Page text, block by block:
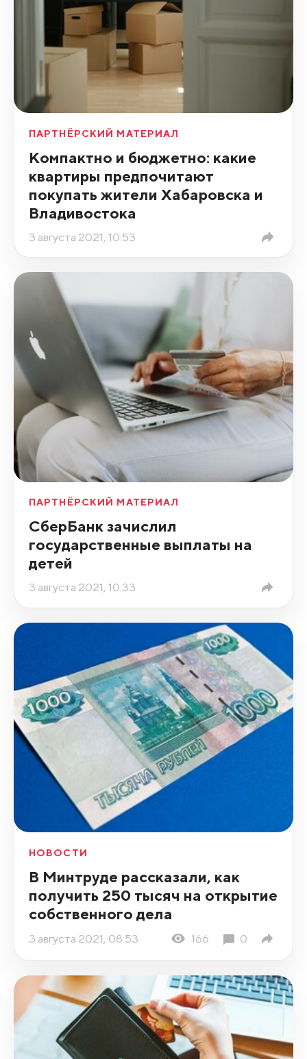
ПАРТНЁРСКИЙ МАТЕРИАЛ
Компактно и бюджетно: какие
квартиры предпочитают
покупать жители Хабаровска и
Владивостока
3 августа 2021, 10:53
ПАРТНЁРСКИЙ МАТЕРИАЛ
СберБанк зачислил
государственные выплаты на
детей
3 августа 2021, 10:33
НОВОСТИ
В Минтруде рассказали, как
получить 250 тысяч на открытие
собственного дела
3 августа 2021, 08:53 166 0